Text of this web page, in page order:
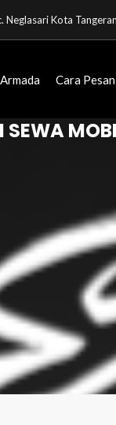
Neglasari Kota
Armada Cara Pesan